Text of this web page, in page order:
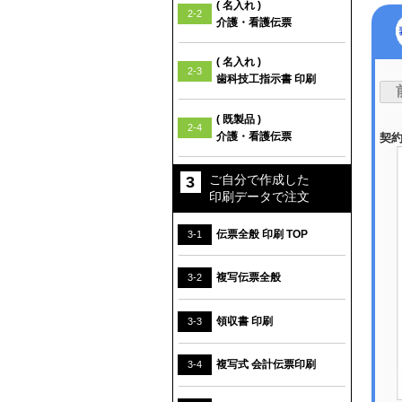
2-2
( 名入れ )
介護・看護伝票
2-3
( 名入れ )
歯科技工指示書 印刷
2-4
( 既製品 )
介護・看護伝票
ご自分で作成した
印刷データで注文
3-1 伝票全般 印刷 TOP
3-2 複写伝票全般
3-3 領収書 印刷
3-4 複写式 会計伝票印刷
契